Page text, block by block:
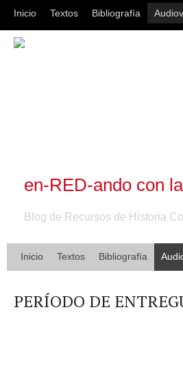
Inicio Textos Bibliografía
en-RED-ando con
Blog de Recursos de Historia
Inicio Textos Bibliografía
PERÍODO DE